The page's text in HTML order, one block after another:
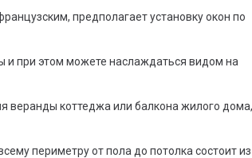
предполагает установку окон по
при этом можете наслаждаться видом на
веранды коттеджа или балкона жилого дома,
периметру от пола до потолка состоит из